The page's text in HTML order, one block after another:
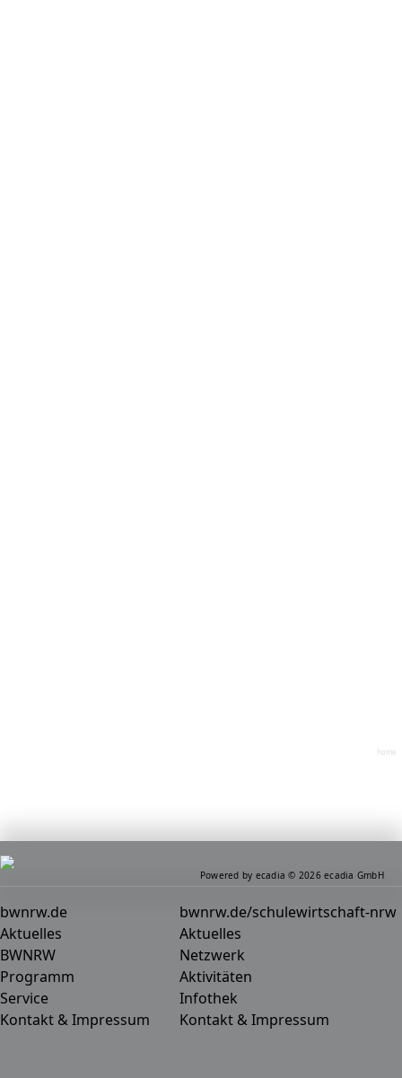
home
bwnrw.de
Aktuelles
BWNRW
Programm
Service
Kontakt & Impressum
bwnrw.de/schulewirtschaft-nrw
Aktuelles
Netzwerk
Aktivitäten
Infothek
Kontakt & Impressum
Powered by ecadia © 2026 ecadia GmbH